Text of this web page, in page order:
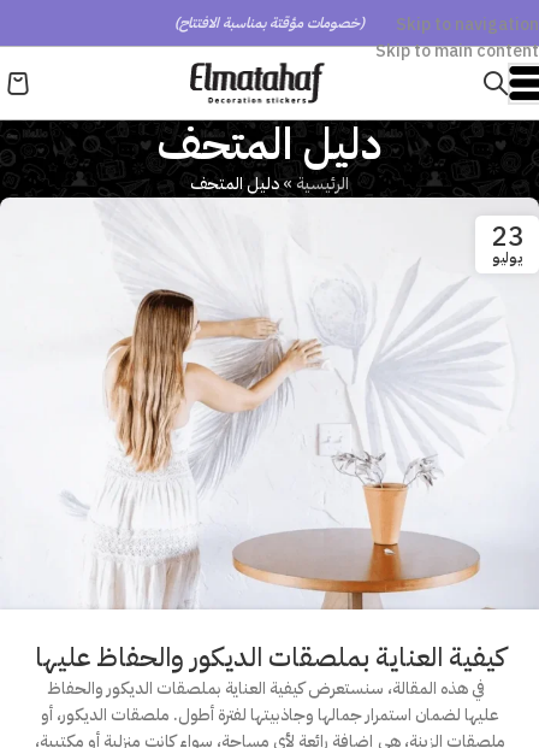
Skip to navigation
Skip to main content
(خصومات مؤقتة بمناسبة الافتتاح)
دليل المتحف
الرئيسية»دليل المتحف
23
يوليو
كيفية العناية بملصقات الديكور والحفاظ عليها
في هذه المقالة، سنستعرض كيفية العناية بملصقات الديكور والحفاظ
عليها لضمان استمرار جمالها وجاذبيتها لفترة أطول. ملصقات الديكور، أو
ملصقات الزينة، هي إضافة رائعة لأي مساحة، سواء كانت منزلية أو مكتبية،